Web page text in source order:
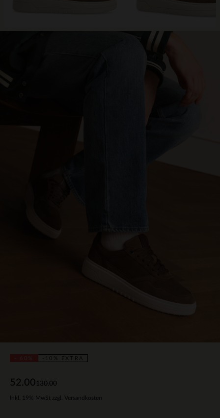
-10% EXTRA
130.00
52.00
Inkl. 19% MwSt zzgl. Versandkosten